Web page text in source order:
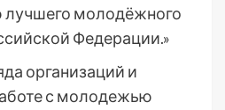
молодёжного
Федерации.»
организаций и
с молодежью